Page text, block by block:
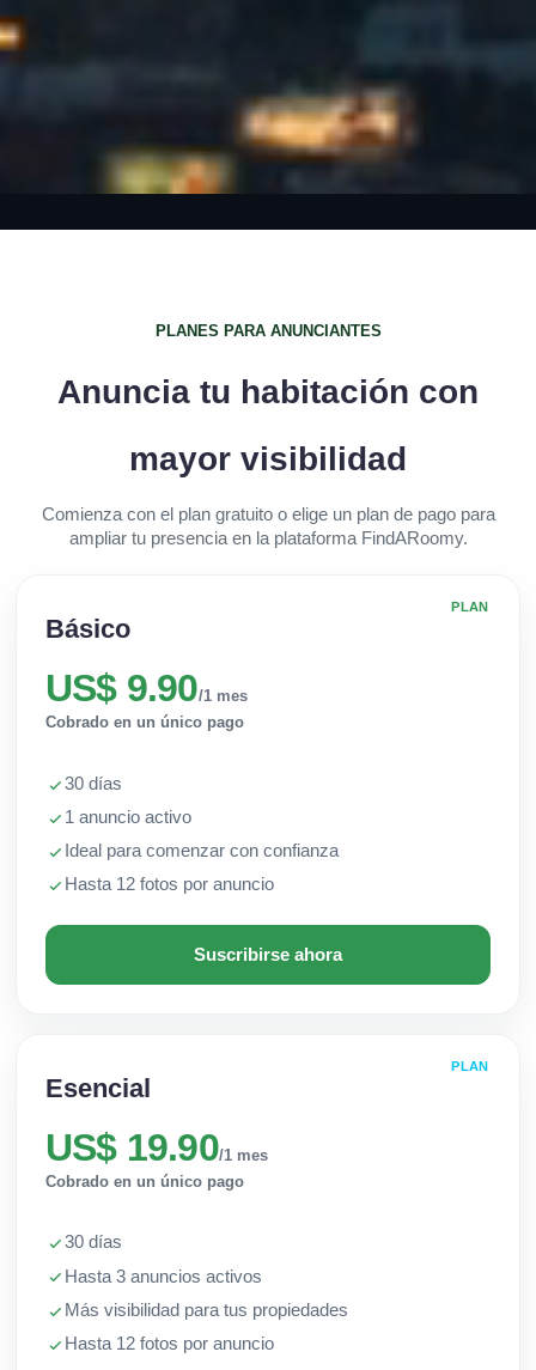
PLANES PARA ANUNCIANTES
Anuncia tu habitación con
mayor visibilidad
Comienza con el plan gratuito o elige un plan de pago para
ampliar tu presencia en la plataforma FindARoomy.
PLAN
Básico
US$ 9.90/1 mes
Cobrado en un único pago
30 días
1 anuncio activo
Ideal para comenzar con confianza
Hasta 12 fotos por anuncio
Suscribirse ahora
PLAN
Esencial
US$ 19.90/1 mes
Cobrado en un único pago
30 días
Hasta 3 anuncios activos
Más visibilidad para tus propiedades
Hasta 12 fotos por anuncio